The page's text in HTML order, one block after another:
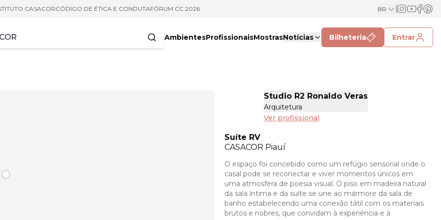
CASACORCÓDIGO DE ÉTICA E CONDUTAFÓRUM CC 2026 BR
AmbientesProfissionaisMostrasNotícias Bilheteria Entrar
Studio R2 Ronaldo Veras
Arquitetura
Ver profissional
Suíte RV
CASACOR Piauí
O espaço foi concebido como um refúgio sensorial onde o
casal pode se reconectar e viver momentos únicos em
uma atmosfera de poesia visual. O piso em madeira natural
da sala íntima e da suíte se une ao mármore da sala de
banho estabelecendo uma conexão tátil com os materiais
brutos e nobres, que convidam à experiência e à